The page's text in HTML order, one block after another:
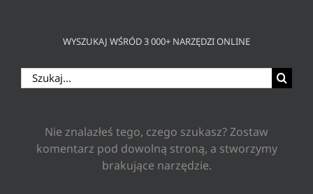
WYSZUKAJ WŚRÓD 3 000+ NARZĘDZI ONLINE
Szukaj
Nie znalazłeś tego, czego szukasz? Zostaw
komentarz pod dowolną stroną, a stworzymy
brakujące narzędzie.